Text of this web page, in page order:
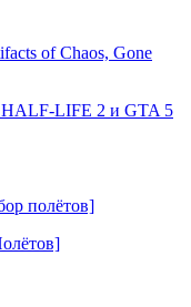
of Chaos, Gone
LIFE 2 и GTA 5
полётов]